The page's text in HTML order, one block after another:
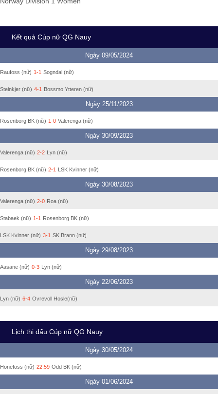
Kết quả Cúp nữ QG Nauy
Ngày 09/05/2024
Raufoss (nữ) 1-1 Sogndal (nữ)
Steinkjer (nữ) 4-1 Bossmo Ytteren (nữ)
Ngày 25/11/2023
Rosenborg BK (nữ) 1-0 Valerenga (nữ)
Ngày 30/09/2023
Valerenga (nữ) 2-2 Lyn (nữ)
Rosenborg BK (nữ) 2-1 LSK Kvinner (nữ)
Ngày 30/08/2023
Valerenga (nữ) 2-0 Roa (nữ)
Stabaek (nữ) 1-1 Rosenborg BK (nữ)
LSK Kvinner (nữ) 3-1 SK Brann (nữ)
Ngày 29/08/2023
Aasane (nữ) 0-3 Lyn (nữ)
Ngày 22/06/2023
Lyn (nữ) 6-4 Ovrevoll Hosle(nữ)
Lịch thi đấu Cúp nữ QG Nauy
Ngày 30/05/2024
Honefoss (nữ) 22:59 Odd BK (nữ)
Ngày 01/06/2024